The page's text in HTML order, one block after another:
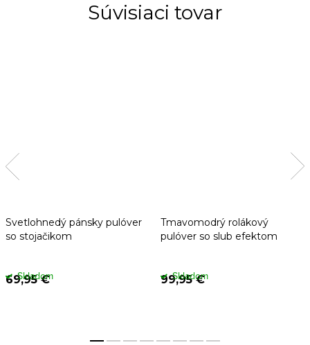
Súvisiaci tovar
Svetlohnedý pánsky pulóver
so stojačikom
69,95 €
Skladom
Tmavomodrý rolákový
pulóver so slub efektom
99,95 €
Skladom